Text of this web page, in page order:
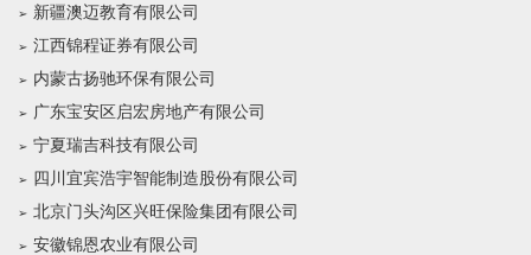
新疆澳迈教育有限公司
江西锦程证券有限公司
内蒙古扬驰环保有限公司
广东宝安区启宏房地产有限公司
宁夏瑞吉科技有限公司
四川宜宾浩宇智能制造股份有限公司
北京门头沟区兴旺保险集团有限公司
安徽锦恩农业有限公司